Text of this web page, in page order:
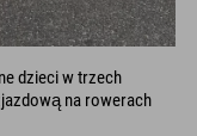
dzieci w trzech
na rowerach